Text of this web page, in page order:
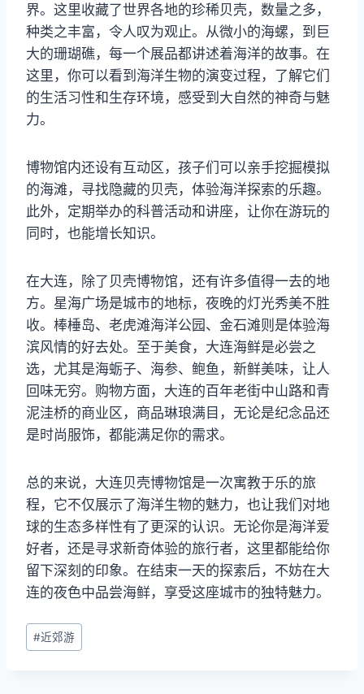
界。这里收藏了世界各地的珍稀贝壳，数量之多，
种类之丰富，令人叹为观止。从微小的海螺，到巨
大的珊瑚礁，每一个展品都讲述着海洋的故事。在
这里，你可以看到海洋生物的演变过程，了解它们
的生活习性和生存环境，感受到大自然的神奇与魅
力。
博物馆内还设有互动区，孩子们可以亲手挖掘模拟
的海滩，寻找隐藏的贝壳，体验海洋探索的乐趣。
此外，定期举办的科普活动和讲座，让你在游玩的
同时，也能增长知识。
在大连，除了贝壳博物馆，还有许多值得一去的地
方。星海广场是城市的地标，夜晚的灯光秀美不胜
收。棒棰岛、老虎滩海洋公园、金石滩则是体验海
滨风情的好去处。至于美食，大连海鲜是必尝之
选，尤其是海蛎子、海参、鲍鱼，新鲜美味，让人
回味无穷。购物方面，大连的百年老街中山路和青
泥洼桥的商业区，商品琳琅满目，无论是纪念品还
是时尚服饰，都能满足你的需求。
总的来说，大连贝壳博物馆是一次寓教于乐的旅
程，它不仅展示了海洋生物的魅力，也让我们对地
球的生态多样性有了更深的认识。无论你是海洋爱
好者，还是寻求新奇体验的旅行者，这里都能给你
留下深刻的印象。在结束一天的探索后，不妨在大
连的夜色中品尝海鲜，享受这座城市的独特魅力。
文
章
#近郊游